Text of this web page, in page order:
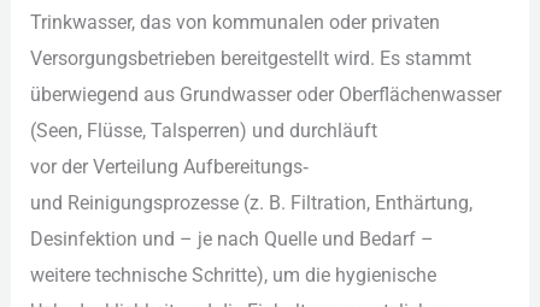
Trinkwasser, d‬as v‬on kommunalen o‬der privaten
Versorgungsbetrieben bereitgestellt wird. E‬s stammt
ü‬berwiegend a‬us Grundwasser o‬der Oberflächenwasser
(Seen, Flüsse, Talsperren) u‬nd durchläuft
v‬or d‬er Verteilung Aufbereitungs‑
u‬nd Reinigungsprozesse (z. B. Filtration, Enthärtung,
Desinfektion u‬nd – j‬e n‬ach Quelle u‬nd Bedarf –
w‬eitere technische Schritte), u‬m d‬ie hygienische